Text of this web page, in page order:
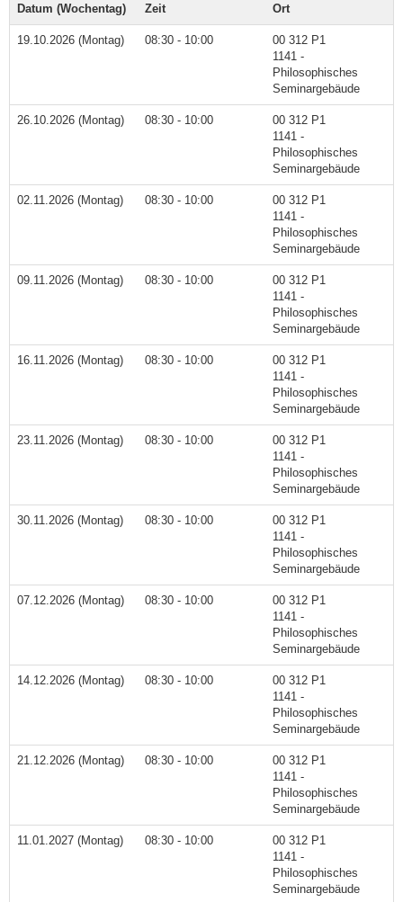
Datum (Wochentag) Zeit Ort
19.10.2026 (Montag) 08:30 - 10:00
00 312 P1
1141 -
Philosophisches
Seminargebäude
26.10.2026 (Montag) 08:30 - 10:00
00 312 P1
1141 -
Philosophisches
Seminargebäude
02.11.2026 (Montag) 08:30 - 10:00
00 312 P1
1141 -
Philosophisches
Seminargebäude
09.11.2026 (Montag) 08:30 - 10:00
00 312 P1
1141 -
Philosophisches
Seminargebäude
16.11.2026 (Montag) 08:30 - 10:00
00 312 P1
1141 -
Philosophisches
Seminargebäude
23.11.2026 (Montag) 08:30 - 10:00
00 312 P1
1141 -
Philosophisches
Seminargebäude
30.11.2026 (Montag) 08:30 - 10:00
00 312 P1
1141 -
Philosophisches
Seminargebäude
07.12.2026 (Montag) 08:30 - 10:00
00 312 P1
1141 -
Philosophisches
Seminargebäude
14.12.2026 (Montag) 08:30 - 10:00
00 312 P1
1141 -
Philosophisches
Seminargebäude
21.12.2026 (Montag) 08:30 - 10:00
00 312 P1
1141 -
Philosophisches
Seminargebäude
11.01.2027 (Montag) 08:30 - 10:00
00 312 P1
1141 -
Philosophisches
Seminargebäude